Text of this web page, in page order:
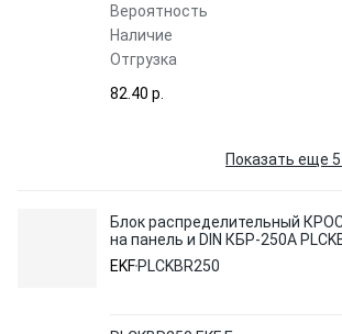
Вероятность
Наличие
Отгрузка
82.40 p.
Показать еще
Блок распределительный
на панель и DIN КБР-250A
EKF PLCKBR250